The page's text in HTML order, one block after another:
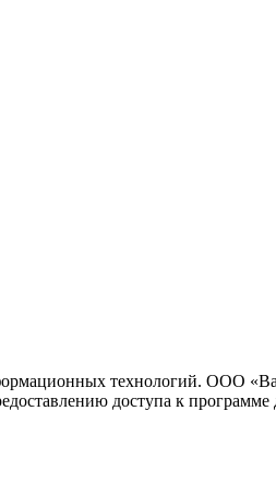
технологий. ООО
доступа к